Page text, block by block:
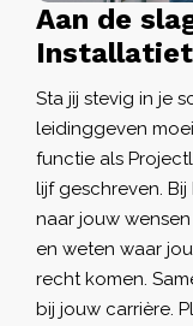
Aan de
Sta jij stevig in je
leidinggeven
functie als
lijf geschreven. Bij
naar jouw
en weten waar
recht komen.
bij jouw carrière.